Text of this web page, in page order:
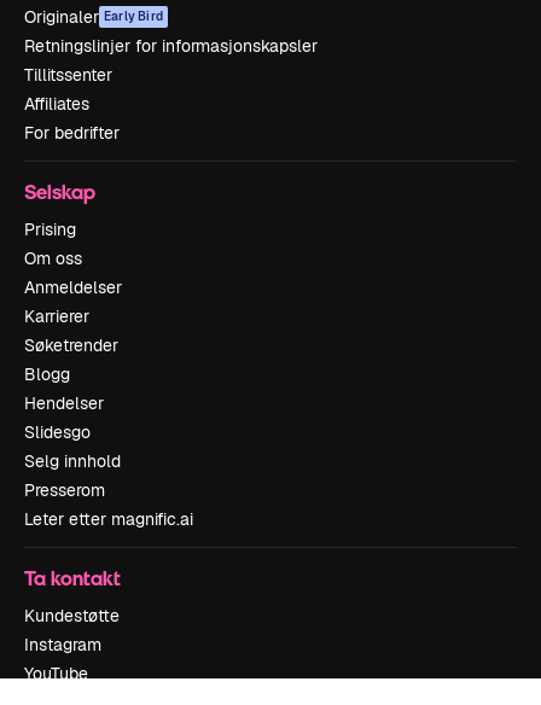
Originaler Early Bird
Retningslinjer for informasjonskapsler
Tillitssenter
Affiliates
For bedrifter
Selskap
Prising
Om oss
Anmeldelser
Karrierer
Søketrender
Blogg
Hendelser
Slidesgo
Selg innhold
Presserom
Leter etter magnific.ai
Ta kontakt
Kundestøtte
Instagram
YouTube